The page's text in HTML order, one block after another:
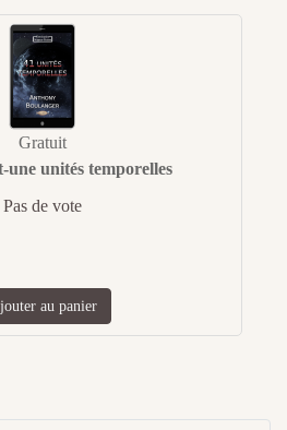
Gratuit
une unités temporelles
Pas de vote
au panier